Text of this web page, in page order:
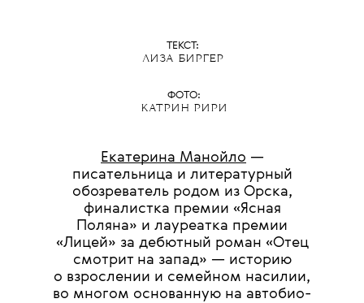
ТЕКСТ:
ЛИЗА БИРГЕР
ФОТО:
КАТРИН РИРИ
Екатерина Манойло —
писательница и литературный
обозреватель родом из Орска,
финалистка премии «Ясная
Поляна» и лауреатка премии
«Лицей» за дебютный роман «Отец
смотрит на запад» — историю
о взрослении и семейном насилии,
во многом основанную на автобио-